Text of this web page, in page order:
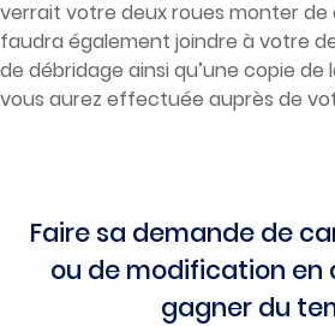
verrait votre deux roues monter de
faudra également joindre à votre
de débridage ainsi qu’une copie
vous aurez effectuée auprès de
Faire sa demande de
ou de modification en
gagner du